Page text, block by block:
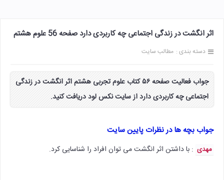
اثر انگشت در زندگی اجتماعی چه کاربردی دارد صفحه 56 علوم هشتم
دسته بندی : مطالب سایت
جواب فعالیت صفحه ۵۶ کتاب علوم تجربی هشتم اثر انگشت در زندگی
اجتماعی چه کاربردی دارد از سایت نکس لود دریافت کنید.
جواب بچه ها در نظرات پایین سایت
مهدی : با داشتن اثر انگشت می توان افراد را شناسایی کرد.